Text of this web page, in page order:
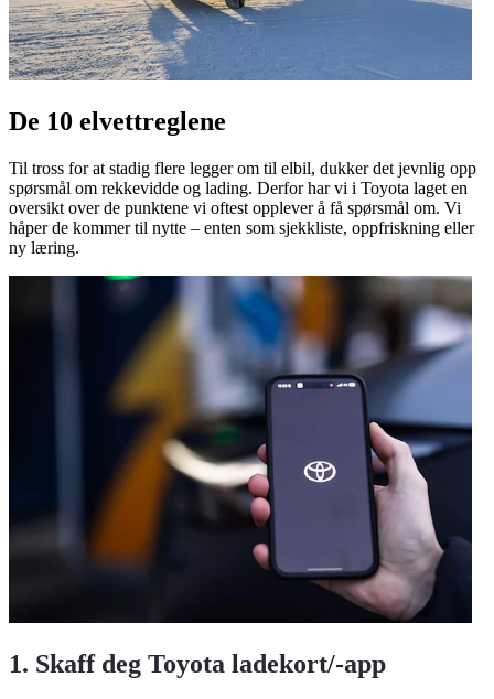
De 10 elvettreglene
Til tross for at stadig flere legger om til elbil, dukker det jevnlig opp
spørsmål om rekkevidde og lading. Derfor har vi i Toyota laget en
oversikt over de punktene vi oftest opplever å få spørsmål om. Vi
håper de kommer til nytte – enten som sjekkliste, oppfriskning eller
ny læring.
1. Skaff deg Toyota ladekort/-app